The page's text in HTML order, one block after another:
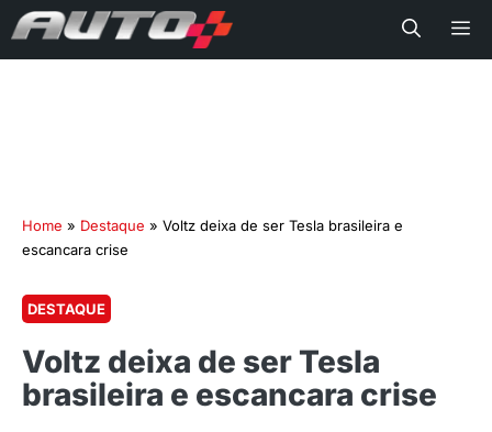
Home » Destaque » Voltz deixa de ser Tesla brasileira e
escancara crise
DESTAQUE
Voltz deixa de ser Tesla
brasileira e escancara crise